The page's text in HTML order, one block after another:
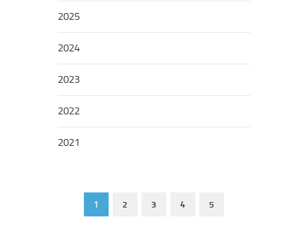
2025
2024
2023
2022
2021
1 2 3 4 5